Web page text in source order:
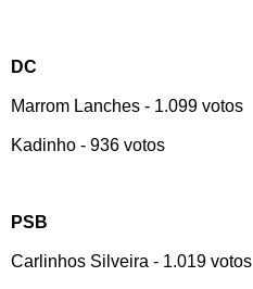
DC
Marrom Lanches - 1.099 votos
Kadinho - 936 votos
PSB
Carlinhos Silveira - 1.019 votos